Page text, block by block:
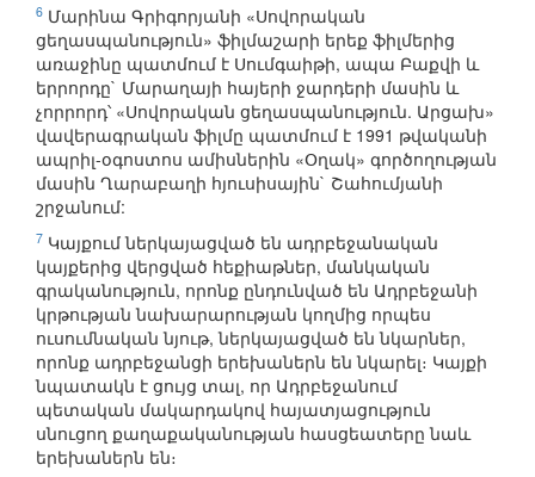
6 Մարինա Գրիգորյանի «Սովորական
ցեղասպանություն» ֆիլմաշարի երեք ֆիլմերից
առաջինը պատմում է Սումգաիթի, ապա Բաքվի և
երրորդը` Մարաղայի հայերի ջարդերի մասին և
չորրորդ՝ «Սովորական ցեղասպանություն. Արցախ»
վավերագրական ֆիլմը պատմում է 1991 թվականի
ապրիլ-օգոստոս ամիսներին «Օղակ» գործողության
մասին Ղարաբաղի հյուսիսային` Շահումյանի
շրջանում:
7 Կայքում ներկայացված են ադրբեջանական
կայքերից վերցված հեքիաթներ, մանկական
գրականություն, որոնք ընդունված են Ադրբեջանի
կրթության նախարարության կողմից որպես
ուսումնական նյութ, ներկայացված են նկարներ,
որոնք ադրբեջանցի երեխաներն են նկարել։ Կայքի
նպատակն է ցույց տալ, որ Ադրբեջանում
պետական մակարդակով հայատյացություն
սնուցող քաղաքականության հասցեատերը նաև
երեխաներն են։